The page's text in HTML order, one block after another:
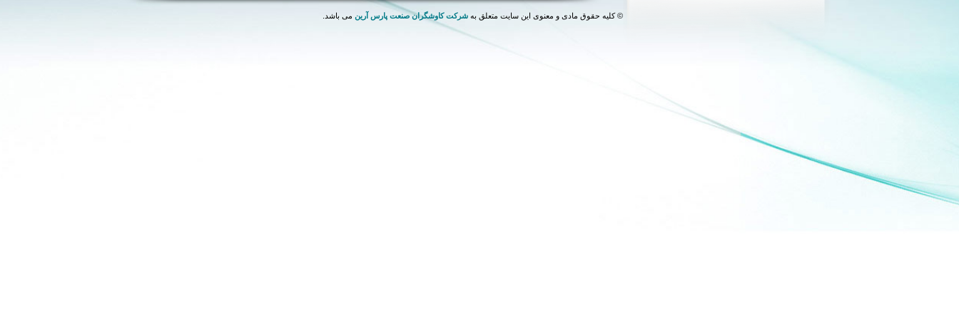
©کلیه حقوق مادی و معنوی این سایت متعلق به شرکت کاوشگران صنعت پارس آرین می باشد.